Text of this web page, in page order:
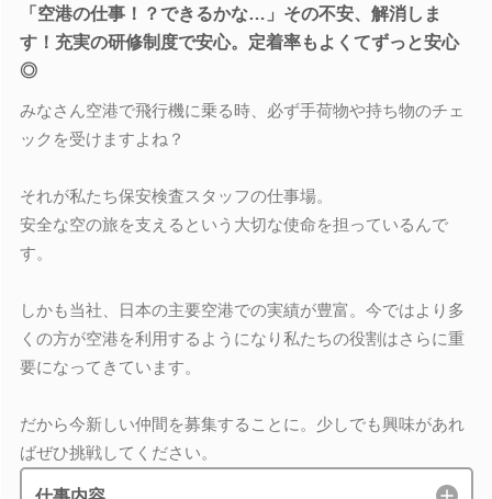
「空港の仕事！？できるかな…」その不安、解消しま
す！充実の研修制度で安心。定着率もよくてずっと安心
◎
みなさん空港で飛行機に乗る時、必ず手荷物や持ち物のチェ
ックを受けますよね？
それが私たち保安検査スタッフの仕事場。
安全な空の旅を支えるという大切な使命を担っているんで
す。
しかも当社、日本の主要空港での実績が豊富。今ではより多
くの方が空港を利用するようになり私たちの役割はさらに重
要になってきています。
だから今新しい仲間を募集することに。少しでも興味があれ
ばぜひ挑戦してください。